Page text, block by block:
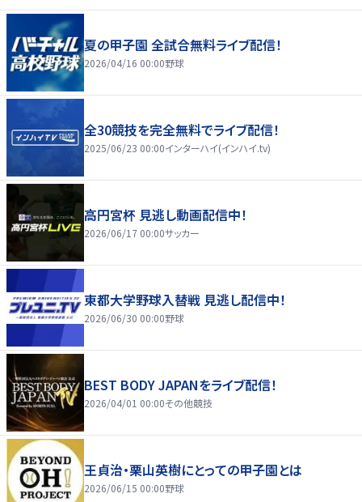
夏の甲子園 全試合無料ライブ配信！
2026/04/16 00:00野球
全30競技を完全無料でライブ配信！
2025/06/23 00:00インターハイ(インハイ.tv)
高円宮杯 見逃し動画配信中！
2026/06/17 00:00サッカー
東都大学野球入替戦 見逃し配信中！
2026/06/30 00:00野球
BEST BODY JAPANをライブ配信！
2026/04/01 00:00その他競技
王貞治・栗山英樹にとっての甲子園とは
2026/06/15 00:00野球